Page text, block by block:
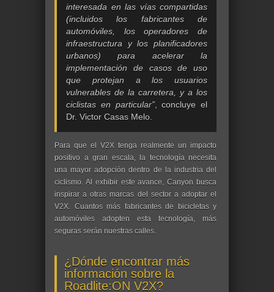
interesada en las vías compartidas
(incluidos los fabricantes de
automóviles, los operadores de
infraestructura y los planificadores
urbanos) para acelerar la
implementación de casos de uso
que protejan a los usuarios
vulnerables de la carretera, y a los
ciclistas en particular”, concluye el
Dr. Victor Casas Melo.
Para que el V2X tenga realmente un impacto
positivo a gran escala, la tecnología necesita
una mayor adopción dentro de la industria del
ciclismo. Al exhibir este avance, Canyon busca
inspirar a otras marcas del sector a adoptar el
V2X. Cuantos más fabricantes de bicicletas y
automóviles adopten esta tecnología, más
seguras serán nuestras calles.
¿Dónde encontrar más
información sobre la
Roadlite:ON V2X?